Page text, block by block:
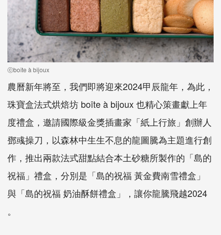
ⓒboîte à bijoux
農曆新年將至，我們即將迎來2024甲辰龍年，為此，
珠寶盒法式烘焙坊 boîte à bijoux 也精心策畫獻上年
度禮盒，邀請國際級金獎插畫家「紙上行旅」創辦人
鄧彧操刀，以森林中生生不息的龍圖騰為主題進行創
作，推出兩款法式甜點結合本土砂糖所製作的「島的
祝福」禮盒，分別是「島的祝福 黃金費南雪禮盒」
與「島的祝福 奶油酥餅禮盒」，讓你龍騰飛越2024
。